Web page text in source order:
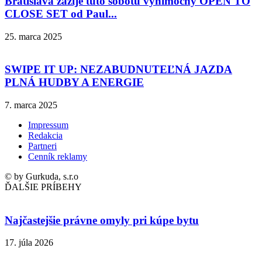
CLOSE SET od Paul...
25. marca 2025
SWIPE IT UP: NEZABUDNUTEĽNÁ JAZDA
PLNÁ HUDBY A ENERGIE
7. marca 2025
Impressum
Redakcia
Partneri
Cenník reklamy
© by Gurkuda, s.r.o
ĎALŠIE PRÍBEHY
Najčastejšie právne omyly pri kúpe bytu
17. júla 2026